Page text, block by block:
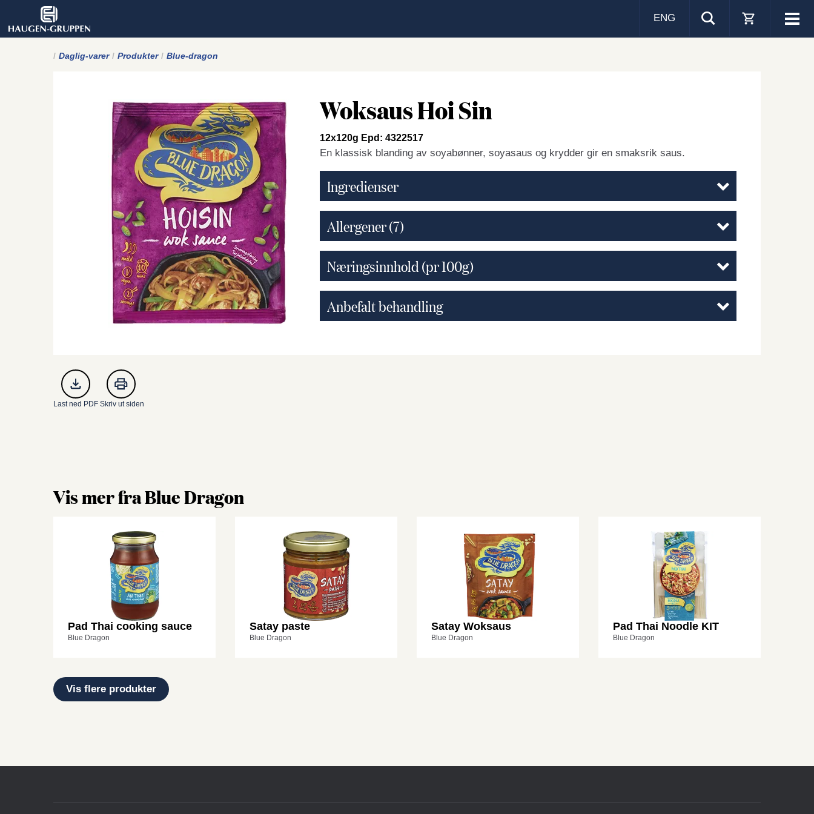
Visa
ENG
Daglig-varer Produkter Blue-dragon
Woksaus Hoi Sin
12x120g Epd: 4322517
En klassisk blanding av soyabønner, soyasaus og krydder gir en smaksrik saus.
Ingredienser
Allergener(7)
Næringsinnhold (pr 100g)
Anbefalt behandling
Last ned PDF Skriv ut siden
Vis mer fra Blue Dragon
Pad Thai cooking sauce
Blue Dragon
Satay paste
Blue Dragon
Satay Woksaus
Blue Dragon
Pad Thai Noodle KIT
Blue Dragon
Vis flere produkter